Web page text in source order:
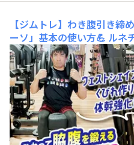
【ジムトレ】わき腹引き締
ーソ」基本の使い方💪 ルネ
ネサンス公式YouTube「ル
しました(^^)/ 今回は 【ジ
化した「ロータリートーソ」基本
です(^^) もしよかったら是
けると嬉しいで